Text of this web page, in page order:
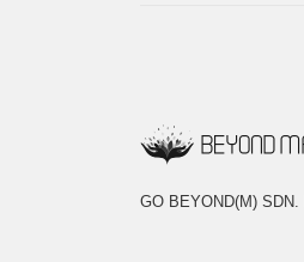
GO BEYOND(M) SDN.